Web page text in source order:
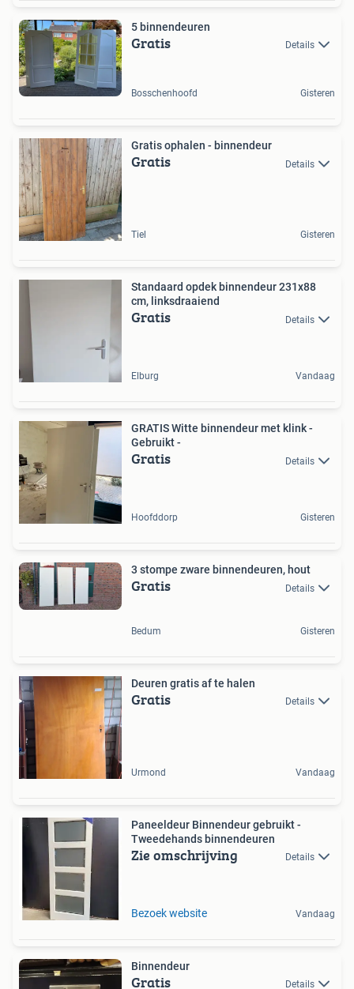
5 binnendeuren
Gratis Details
Bosschenhoofd Gisteren
Gratis ophalen - binnendeur
Gratis Details
Tiel Gisteren
Standaard opdek binnendeur 231x88
cm, linksdraaiend
Gratis Details
Elburg Vandaag
GRATIS Witte binnendeur met klink -
Gebruikt -
Gratis Details
Hoofddorp Gisteren
3 stompe zware binnendeuren, hout
Gratis Details
Bedum Gisteren
Deuren gratis af te halen
Gratis Details
Urmond Vandaag
Paneeldeur Binnendeur gebruikt -
Tweedehands binnendeuren
Zie omschrijving Details
Bezoek website Vandaag
Binnendeur
Gratis Details